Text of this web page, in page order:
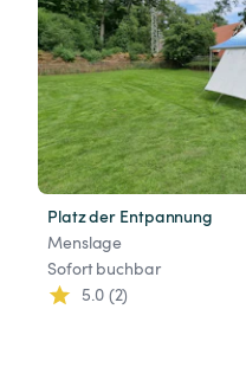
Platz der Entpannung
Menslage
Sofort buchbar
5.0 (2)